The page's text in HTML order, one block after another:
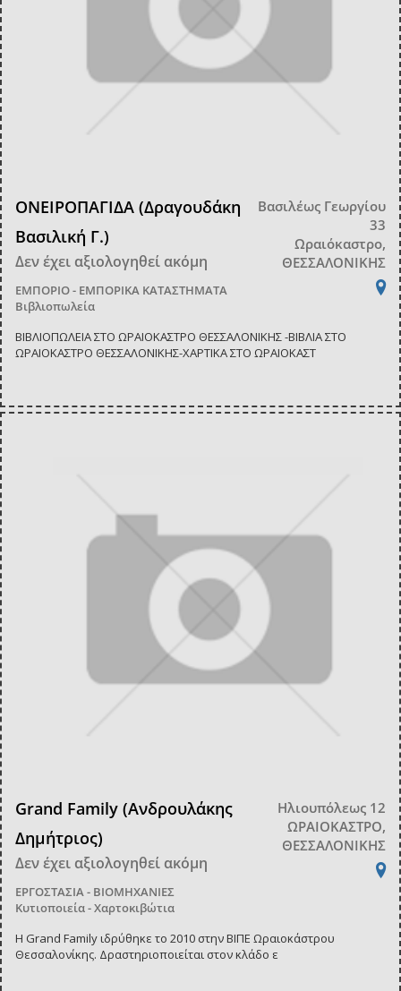
ΟΝΕΙΡΟΠΑΓΙΔΑ (Δραγουδάκη
Βασιλική Γ.)
Δεν έχει αξιολογηθεί ακόμη
ΕΜΠΟΡΙΟ - ΕΜΠΟΡΙΚΑ ΚΑΤΑΣΤΗΜΑΤΑ
Βιβλιοπωλεία
Βασιλέως Γεωργίου
33
Ωραιόκαστρο,
ΘΕΣΣΑΛΟΝΙΚΗΣ
ΒΙΒΛΙΟΠΩΛΕΙΑ ΣΤΟ ΩΡΑΙΟΚΑΣΤΡΟ ΘΕΣΣΑΛΟΝΙΚΗΣ -ΒΙΒΛΙΑ ΣΤΟ
ΩΡΑΙΟΚΑΣΤΡΟ ΘΕΣΣΑΛΟΝΙΚΗΣ-ΧΑΡΤΙΚΑ ΣΤΟ ΩΡΑΙΟΚΑΣΤ
Grand Family (Ανδρουλάκης
Δημήτριος)
Δεν έχει αξιολογηθεί ακόμη
ΕΡΓΟΣΤΑΣΙΑ - ΒΙΟΜΗΧΑΝΙΕΣ
Κυτιοποιεία - Χαρτοκιβώτια
Ηλιουπόλεως 12
ΩΡΑΙΟΚΑΣΤΡΟ,
ΘΕΣΣΑΛΟΝΙΚΗΣ
Η Grand Family ιδρύθηκε το 2010 στην ΒΙΠΕ Ωραιοκάστρου
Θεσσαλονίκης. Δραστηριοποιείται στον κλάδο ε